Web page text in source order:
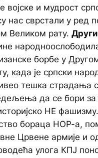
војске и мудрост
нас сврстали у ред
Великом рату.
борбе у
када је српски
тешка страдања
да се бори за
НЕ
бораца НОР-а,
Црвене aрмије и
улога КПЈ